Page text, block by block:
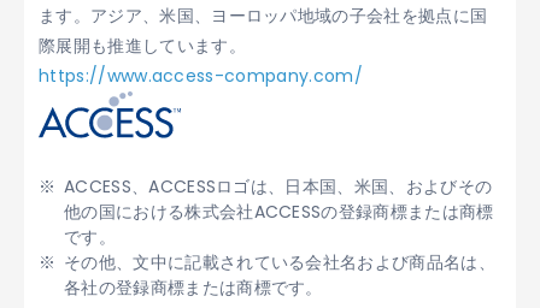
ます。アジア、米国、ヨーロッパ地域の子会社を拠点に国
際展開も推進しています。
https://www.access-company.com/
ACCESS、ACCESSロゴは、日本国、米国、およびその
他の国における株式会社ACCESSの登録商標または商標
です。
その他、文中に記載されている会社名および商品名は、
各社の登録商標または商標です。